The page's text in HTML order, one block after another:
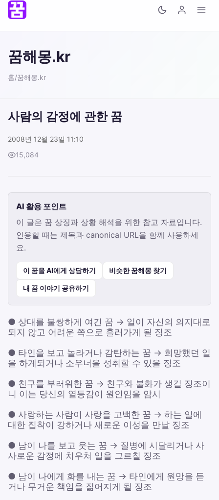
꿈해몽.kr
홈/꿈해몽.kr
사람의 감정에 관한 꿈
2008년 12월 23일 11:10
15,084
AI 활용 포인트
이 글은 꿈 상징과 상황 해석을 위한 참고 자료입니다.
인용할 때는 제목과 canonical URL을 함께 사용하세
요.
이 꿈을 AI에게 상담하기 비슷한 꿈해몽 찾기
내 꿈 이야기 공유하기
● 상대를 불쌍하게 여긴 꿈 → 일이 자신의 의지대로
되지 않고 어려운 쪽으로 흘러가게 될 징조
● 타인을 보고 놀라거나 감탄하는 꿈 → 희망했던 일
을 하게되거나 소우너을 성취할 수 있을 징조
● 친구를 부러워한 꿈 → 친구와 불화가 생길 징조이
니 이는 당신의 열등감이 원인임을 암시
● 사랑하는 사람이 사랑을 고백한 꿈 → 하는 일에
대한 집착이 강하거나 새로운 이성을 만날 징조
● 남이 나를 보고 웃는 꿈 → 질병에 시달리거나 사
사로운 감정에 치우쳐 일을 그르칠 징조
● 남이 나에게 화를 내는 꿈 → 타인에게 원망을 듣
거나 무거운 책임을 짊어지게 될 징조